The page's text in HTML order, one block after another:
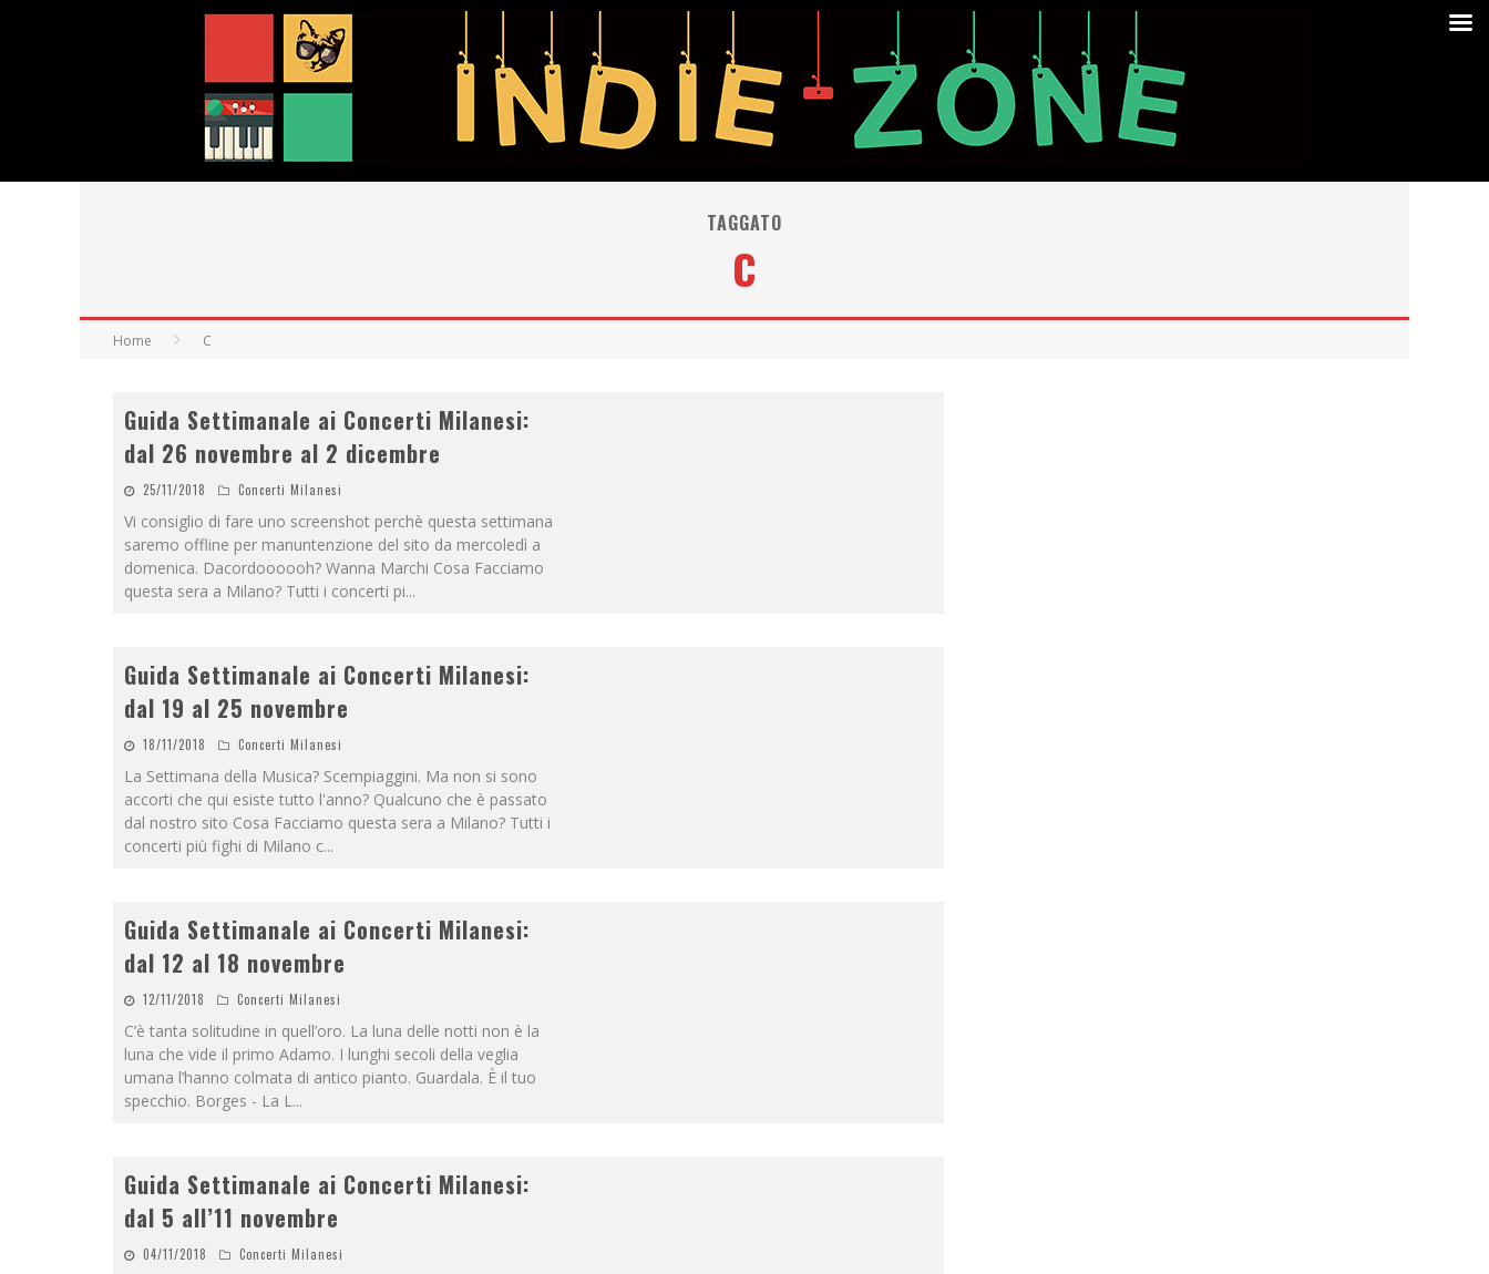
TAGGATO
C
Home C
Guida Settimanale ai Concerti Milanesi:
dal 26 novembre al 2 dicembre
25/11/2018 Concerti Milanesi
Vi consiglio di fare uno screenshot perchè questa settimana
saremo offline per manuntenzione del sito da mercoledì a
domenica. Dacordoooooh? Wanna Marchi Cosa Facciamo
questa sera a Milano? Tutti i concerti pi...
Guida Settimanale ai Concerti Milanesi:
dal 19 al 25 novembre
18/11/2018 Concerti Milanesi
La Settimana della Musica? Scempiaggini. Ma non si sono
accorti che qui esiste tutto l'anno? Qualcuno che è passato
dal nostro sito Cosa Facciamo questa sera a Milano? Tutti i
concerti più fighi di Milano c...
Guida Settimanale ai Concerti Milanesi:
dal 12 al 18 novembre
12/11/2018 Concerti Milanesi
C’è tanta solitudine in quell’oro. La luna delle notti non è la
luna che vide il primo Adamo. I lunghi secoli della veglia
umana l’hanno colmata di antico pianto. Guardala. È il tuo
specchio. Borges - La L...
Guida Settimanale ai Concerti Milanesi:
dal 5 all’11 novembre
04/11/2018 Concerti Milanesi